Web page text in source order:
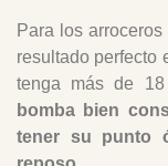
Para los
resultado perfecto
tenga más de
bomba bien
tener su punto